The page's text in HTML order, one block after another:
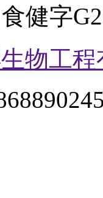
健字
物工